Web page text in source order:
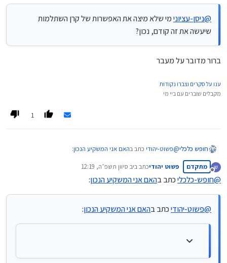
@ניסן-עציונימי שלא מיצה את האפשרות של קרן השתלמות
שיעשה את זה קודם, נכון?
ברור מדובר על מעבר
ענו על סקרים וצברו נקודות
מקבלים שוברים עם ביי מי
1
חופש כלכלי@פשוט-יהודי כתב בהאם אני המשקיע הנכון:
@ ניסן-עציונימי שלא מיצה את האפשרות של קרן השתלמות
שיעשה את זה קודם, נכון?
מנותק
מתקדם פשוט יהודיכתב ביב סיוון תשפ״ה, 12:19
נערך לאחרונה על ידי
@חופש-כלכליכתב בהאם אני המשקיע הנכון:
@פשוט-יהודיכתב בהאם אני המשקיע הנכון: